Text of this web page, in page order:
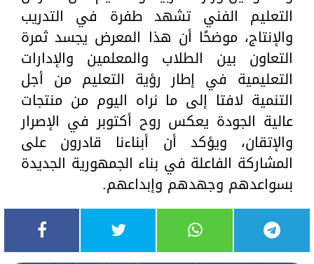
التعليم الفني تشهد طفرة في التدريب
والإنتاج، موضحًا أن هذا المعرض يجسد ثمرة
التعاون بين الطلاب والمعلمين والإدارات
التعليمية في إطار رؤية التعليم من أجل
التنمية لافتا إلى ما نراه اليوم من منتجات
عالية الجودة يعكس روح أكتوبر في الإصرار
والإتقان، ويؤكد أن أبناءنا قادرون على
المشاركة الفاعلة في بناء الجمهورية الجديدة
بسواعدهم وجهدهم وإبداعهم.